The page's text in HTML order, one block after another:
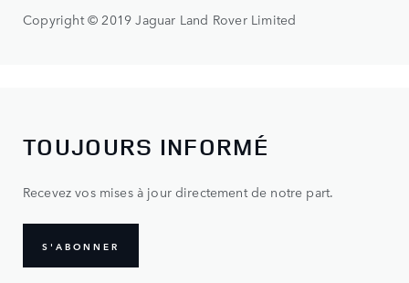
Copyright © 2019 Jaguar Land Rover Limited
TOUJOURS INFORMÉ
Recevez vos mises à jour directement de notre part.
S'ABONNER